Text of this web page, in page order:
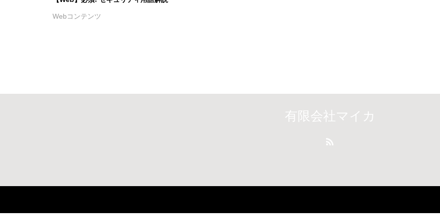
Webコンテンツ
有限会社マイカ